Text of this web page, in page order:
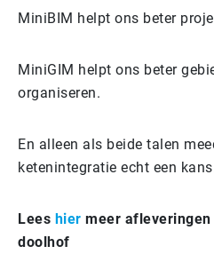
MiniBIM helpt ons beter
MiniGIM helpt ons beter
organiseren.
En alleen als beide talen
ketenintegratie echt een
Lees hier meer
doolhof